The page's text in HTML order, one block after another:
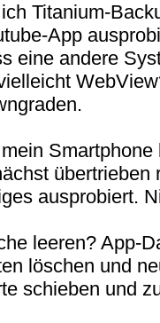
Titanium-
App
eine andere
übertrieben
ausprobiert.
leeren? App-
löschen und
schieben und